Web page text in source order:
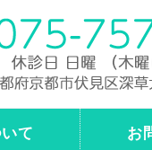
療どちら
て お